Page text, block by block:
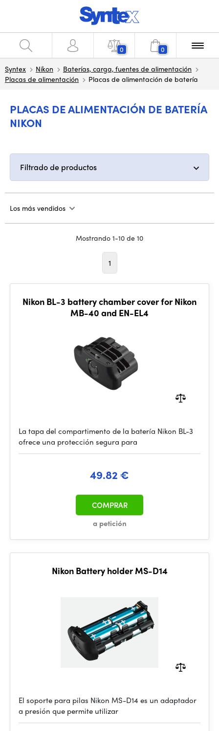
0 0
Syntex Nikon
Baterías, carga, fuentes de alimentación
Placas de alimentación
Placas de alimentación de batería
PLACAS DE ALIMENTACIÓN DE BATERÍA
NIKON
Filtrado de productos
Los más vendidos
Mostrando 1-10 de 10
1
Nikon BL-3 battery chamber cover for Nikon
MB-40 and EN-EL4
La tapa del compartimento de la batería Nikon BL-3
ofrece una protección segura para
49.82 €
a petición
COMPRAR
Nikon Battery holder MS-D14
El soporte para pilas Nikon MS-D14 es un adaptador
a presión que permite utilizar